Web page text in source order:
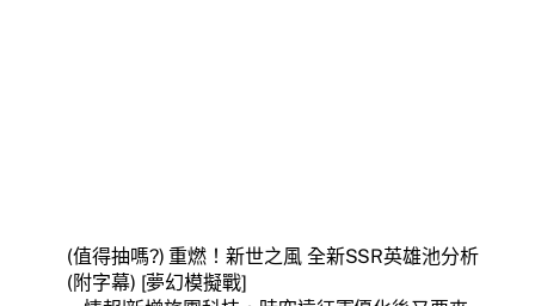
(值得抽嗎?) 重燃！新世之風 全新SSR英雄池分析
(附字幕) [夢幻模擬戰]